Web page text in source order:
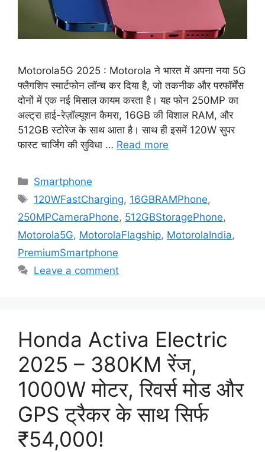
Motorola5G 2025 : Motorola ने भारत में अपना नया 5G
फ्लैगशिप स्मार्टफोन लॉन्च कर दिया है, जो तकनीक और परफॉर्मेंस
दोनों में एक नई मिसाल कायम करता है। यह फोन 250MP का
अल्ट्रा हाई-रेज़ॉल्यूशन कैमरा, 16GB की विशाल RAM, और
512GB स्टोरेज के साथ आता है। साथ ही इसमें 120W सुपर
फास्ट चार्जिंग की सुविधा … Read more
Categories
Smartphone
Tags
120WFastCharging, 16GBRAMPhone,
250MPCameraPhone, 512GBStoragePhone,
Motorola5G, MotorolaFlagship, MotorolaIndia,
PremiumSmartphone
Leave a comment
Honda Activa Electric
2025 – 380KM रेंज,
1000W मोटर, रिवर्स मोड और
GPS ट्रैकर के साथ सिर्फ
₹54,000!